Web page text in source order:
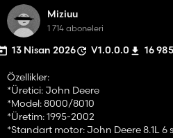
Miziuu
1 714 aboneleri
13 Nisan 2026 V1.0.0.0 16 985
Özellikler:
*Üretici: John Deere
*Model: 8000/8010
*Üretim: 1995-2002
*Standart motor: John Deere 8.1L 6